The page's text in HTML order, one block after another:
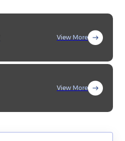
View More
View More